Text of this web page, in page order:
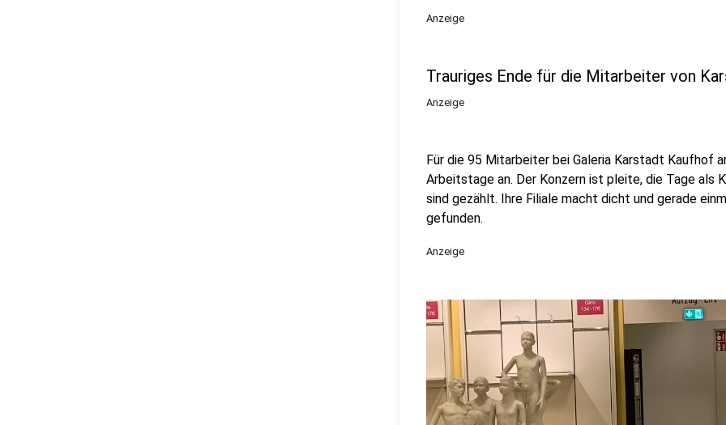
Anzeige
Trauriges Ende für die Mitarbeiter von
Anzeige
Für die 95 Mitarbeiter bei Galeria Karstadt Kaufhof
Arbeitstage an. Der Konzern ist pleite, die Tage als
sind gezählt. Ihre Filiale macht dicht und gerade
gefunden.
Anzeige